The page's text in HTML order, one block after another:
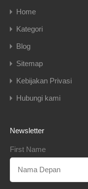
Home
Kategori
Blog
Sitemap
Kebijakan Privasi
Hubungi kami
Newsletter
First Name